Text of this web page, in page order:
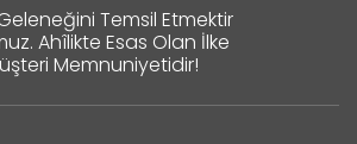
Temsil Etmektir
Ahîlikte Esas Olan İlke
Memnuniyetidir!